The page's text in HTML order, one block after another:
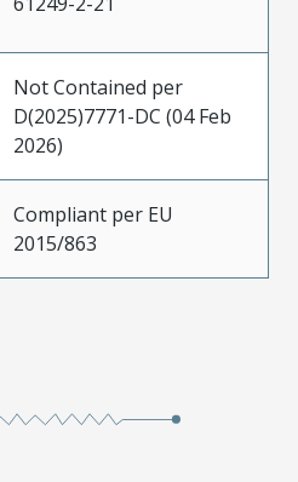
Not Contained per
D(2025)7771-DC (04 Feb
2026)
Compliant per EU
2015/863